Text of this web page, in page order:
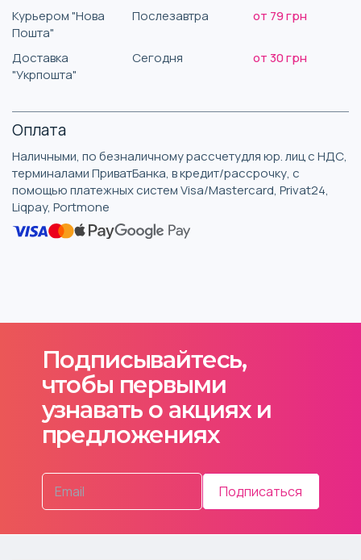
Курьером "Нова
Пошта"
Послезавтра от 79 грн
Доставка
"Укрпошта"
Сегодня от 30 грн
Оплата
Наличными, по безналичному рассчетудля юр. лиц с НДС,
терминалами ПриватБанка, в кредит/рассрочку, с
помощью платежных систем Visa/Mastercard, Privat24,
Liqpay, Portmone
Подписывайтесь,
чтобы первыми
узнавать о акциях и
предложениях
Подписаться